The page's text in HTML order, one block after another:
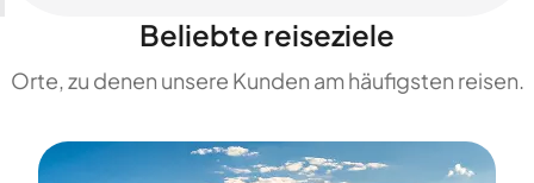
Beliebte reiseziele
Orte, zu denen unsere Kunden am häufigsten reisen.